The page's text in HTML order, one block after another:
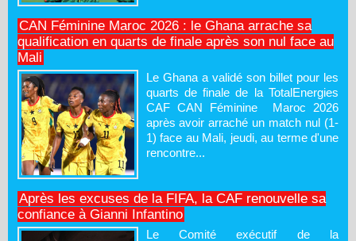
CAN Féminine Maroc 2026 : le Ghana arrache sa
qualification en quarts de finale après son nul face au
Mali
Le Ghana a validé son billet pour les
quarts de finale de la TotalEnergies
CAF CAN Féminine Maroc 2026
après avoir arraché un match nul (1-
1) face au Mali, jeudi, au terme d'une
rencontre...
Après les excuses de la FIFA, la CAF renouvelle sa
confiance à Gianni Infantino
Le Comité exécutif de la